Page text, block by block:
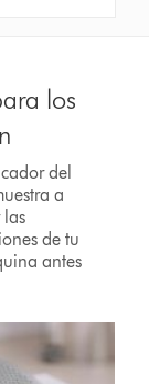
los
del
a
de tu
antes